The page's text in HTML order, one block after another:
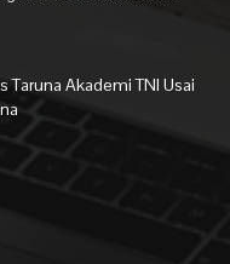
Taruna Akademi TNI Usai